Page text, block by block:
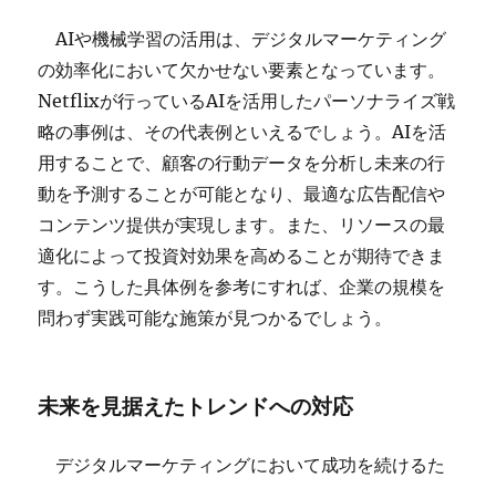
AIや機械学習の活用は、デジタルマーケティング
の効率化において欠かせない要素となっています。
Netflixが行っているAIを活用したパーソナライズ戦
略の事例は、その代表例といえるでしょう。AIを活
用することで、顧客の行動データを分析し未来の行
動を予測することが可能となり、最適な広告配信や
コンテンツ提供が実現します。また、リソースの最
適化によって投資対効果を高めることが期待できま
す。こうした具体例を参考にすれば、企業の規模を
問わず実践可能な施策が見つかるでしょう。
未来を見据えたトレンドへの対応
デジタルマーケティングにおいて成功を続けるた